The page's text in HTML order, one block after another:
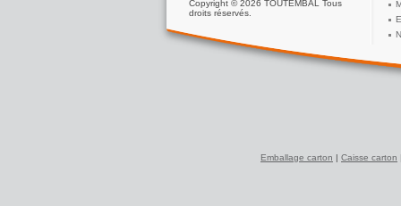
Copyright © 2026 TOUTEMBAL Tous
droits réservés.
Emballage carton | Caisse carton